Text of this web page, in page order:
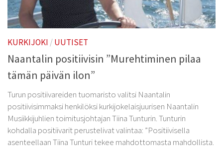
KURKIJOKI /UUTISET
Naantalin positiivisin ”Murehtiminen pilaa
tämän päivän ilon”
Turun positiivareiden tuomaristo valitsi Naantalin
positiivisimmaksi henkilöksi kurkijokelaisjuurisen Naantalin
Musiikkijuhlien toimitusjohtajan Tiina Tunturin. Tunturin
kohdalla positiivarit perustelivat valintaa: ”Positiivisella
asenteellaan Tiina Tunturi tekee mahdottomasta mahdollista.